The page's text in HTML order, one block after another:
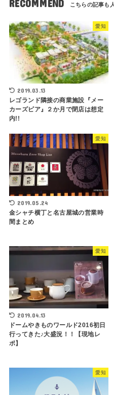
RECOMMEND
愛知
2019.03.13
レゴランド隣接の商業施設『メー
カーズピア』２か月で閉店は想定
内!!
愛知
2019.05.24
金シャチ横丁と名古屋城の営業時
間まとめ
愛知
2019.04.13
ドームやきものワールド2016初日
行ってきた♪大盛況！！【現地レ
ポ】
愛知